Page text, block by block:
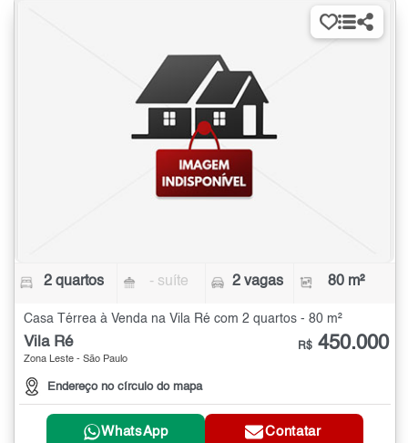
2 quartos - suíte 2 vagas 80 m²
Casa Térrea à Venda na Vila Ré com 2 quartos - 80 m²
Vila Ré
Zona Leste - São Paulo
Endereço no círculo do mapa
R$ 450.000
WhatsApp Contatar